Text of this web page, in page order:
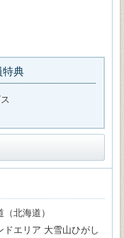
特典
（北海道）
ドエリア 大雪山ひがし